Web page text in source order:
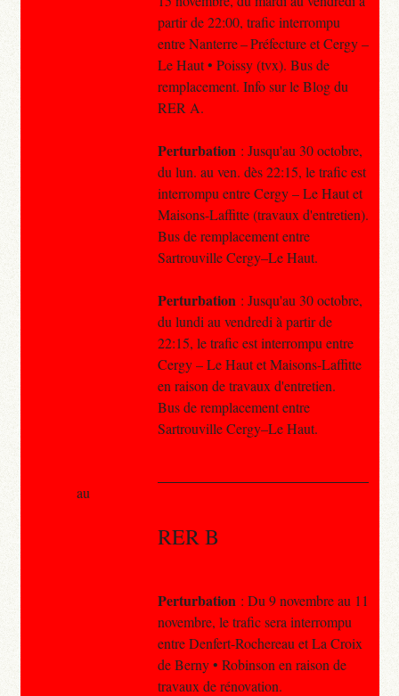
partir de 22:00, trafic interrompu
entre Nanterre – Préfecture et Cergy –
Le Haut • Poissy (tvx). Bus de
remplacement. Info sur le Blog du
RER A.
Perturbation : Jusqu'au 30 octobre,
du lun. au ven. dès 22:15, le trafic est
interrompu entre Cergy – Le Haut et
Maisons-Laffitte (travaux d'entretien).
Bus de remplacement entre
Sartrouville Cergy–Le Haut.
Perturbation : Jusqu'au 30 octobre,
du lundi au vendredi à partir de
22:15, le trafic est interrompu entre
Cergy – Le Haut et Maisons-Laffitte
en raison de travaux d'entretien.
Bus de remplacement entre
Sartrouville Cergy–Le Haut.
RER B
Perturbation : Du 9 novembre au 11
novembre, le trafic sera interrompu
entre Denfert-Rochereau et La Croix
de Berny • Robinson en raison de
travaux de rénovation.
au